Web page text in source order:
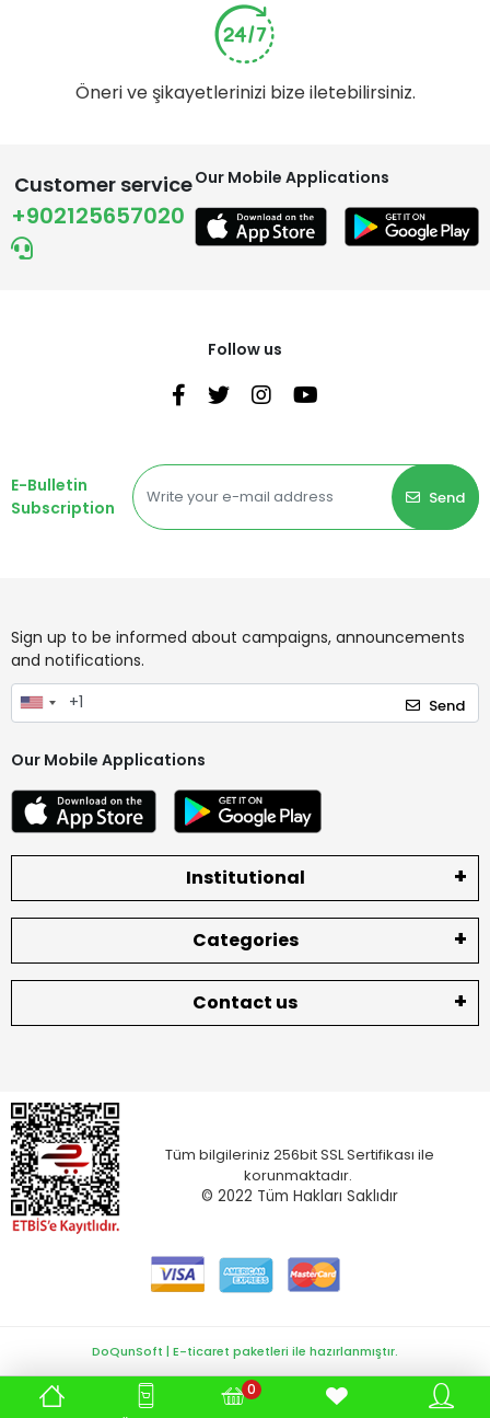
Öneri ve şikayetlerinizi bize iletebilirsiniz.
Customer service
+902125657020
Our Mobile Applications
Follow us
E-Bulletin
Subscription
Send
Sign up to be informed about campaigns, announcements
and notifications.
Send
Our Mobile Applications
Institutional
Categories
Contact us
Tüm bilgileriniz 256bit SSL Sertifikası ile
korunmaktadır.
© 2022 Tüm Hakları Saklıdır
0
DoQunSoft | E-ticaret paketleri ile hazırlanmıştır.